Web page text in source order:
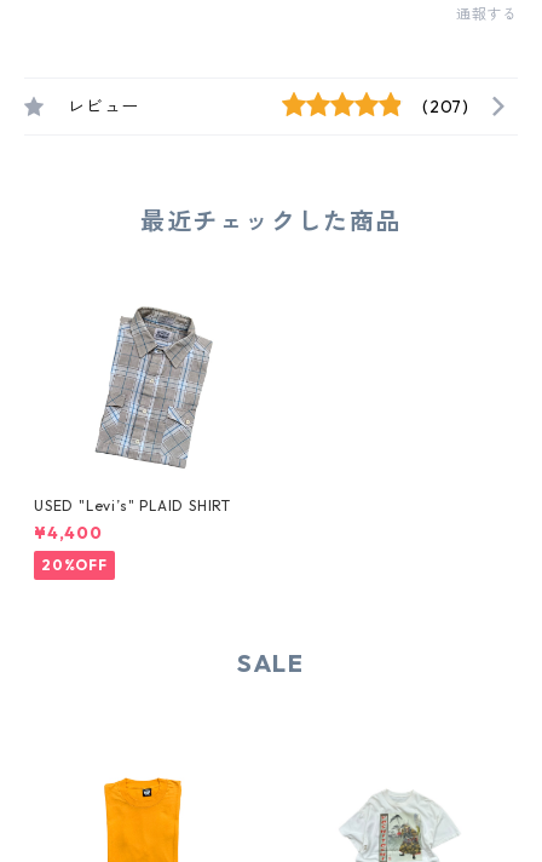
通報する
レビュー (207)
最近チェックした商品
USED "Levi’s" PLAID SHIRT
¥4,400
20%OFF
SALE